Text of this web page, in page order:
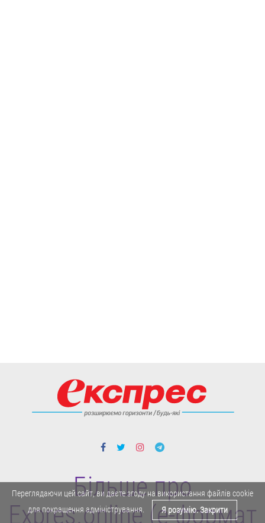
Більше про
Expres.online (e-формат
Переглядаючи цей сайт, ви даєте згоду на використання файлів cookie
для покращення адміністрування.
Я розумію. Закрити